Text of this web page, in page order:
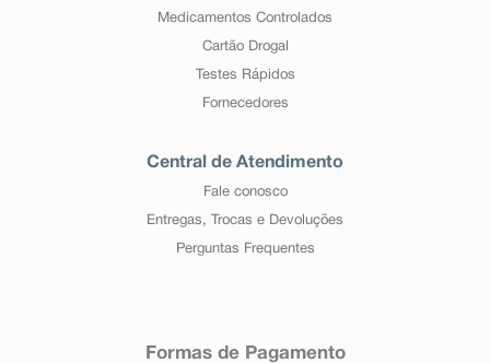
Medicamentos Controlados
Cartão Drogal
Testes Rápidos
Fornecedores
Central de Atendimento
Fale conosco
Entregas, Trocas e Devoluções
Perguntas Frequentes
Formas de Pagamento